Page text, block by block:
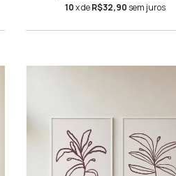
10x deR$32,90 sem juros